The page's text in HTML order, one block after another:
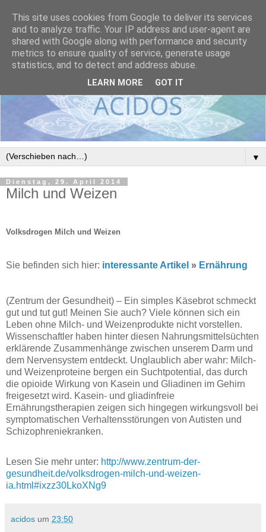
▼
Dienstag, 29. April 2014
Milch und Weizen
Volksdrogen Milch und Weizen
Sie befinden sich hier: interessante Artikel » Ernährung
(Zentrum der Gesundheit) – Ein simples Käsebrot schmeckt
gut und tut gut! Meinen Sie auch? Viele können sich ein
Leben ohne Milch- und Weizenprodukte nicht vorstellen.
Wissenschaftler haben hinter diesen Nahrungsmittelsüchten
erklärende Zusammenhänge zwischen unserem Darm und
dem Nervensystem entdeckt. Unglaublich aber wahr: Milch-
und Weizenproteine bergen ein Suchtpotential, das durch
die opioide Wirkung von Kasein und Gliadinen im Gehirn
freigesetzt wird. Kasein- und gliadinfreie
Ernährungstherapien zeigen sich hingegen wirkungsvoll bei
symptomatischen Verhaltensstörungen von Autisten und
Schizophreniekranken.
Lesen Sie mehr unter: http://www.zentrum-der-
gesundheit.de/volksdrogen-milch-und-weizen-
ia.html#ixzz30LkoXNg9
acidos um 23:50
This site uses cookies from Google to deliver its services
and to analyze traffic. Your IP address and user-agent are
shared with Google along with performance and security
metrics to ensure quality of service, generate usage
statistics, and to detect and address abuse.
LEARN MORE GOT IT